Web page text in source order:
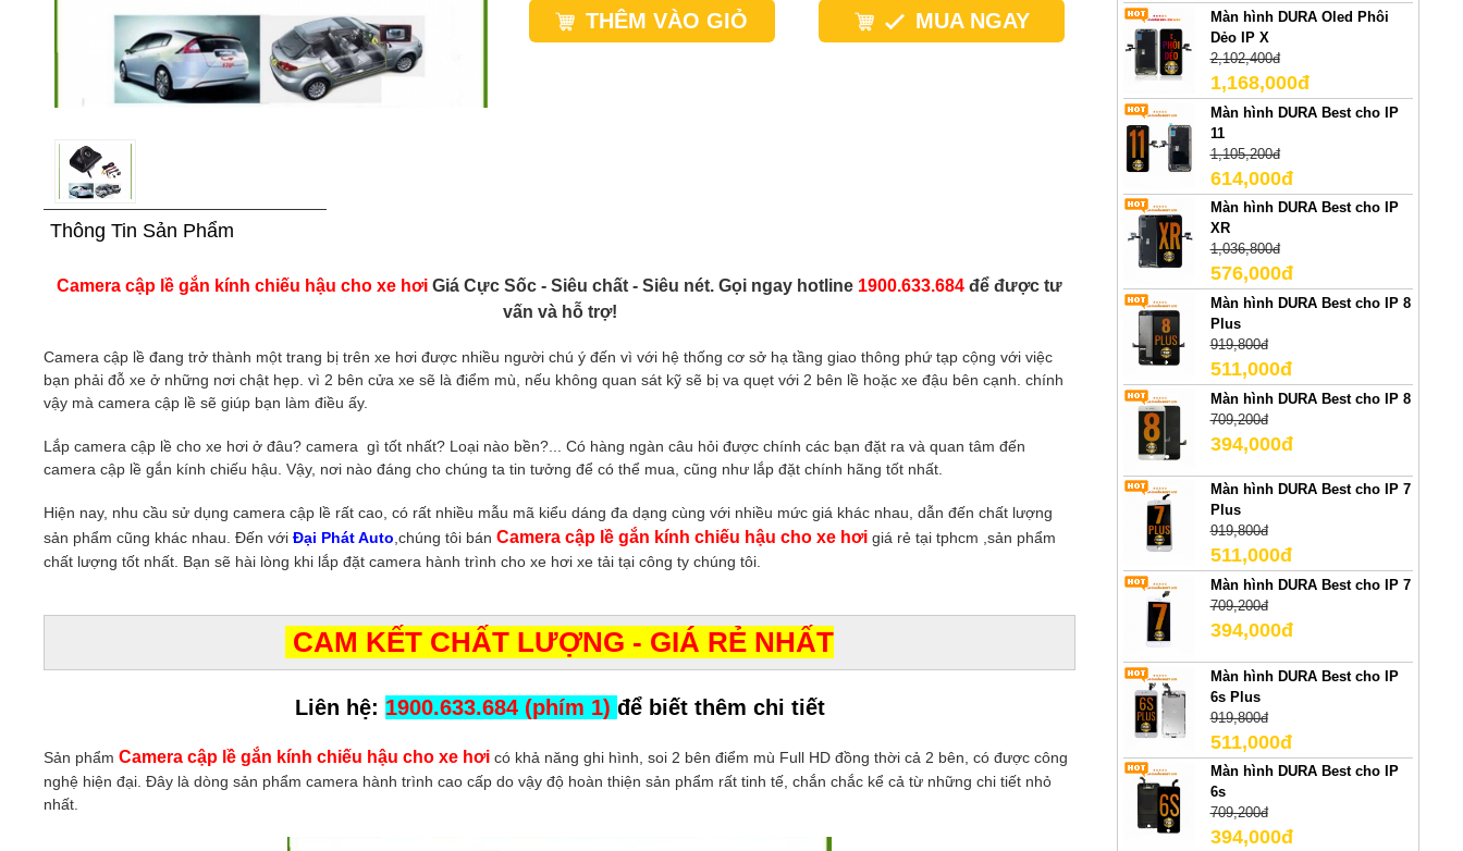
THÊM VÀO GIỎ MUA NGAY
Thông Tin Sản Phẩm
Camera cập lề gắn kính chiếu hậu cho xe hơiGiá Cực Sốc - Siêu chất - Siêu nét. Gọi ngay hotline 1900.633.684 để được tư
vấn và hỗ trợ!
Camera cập lề đang trở thành một trang bị trên xe hơi được nhiều người chú ý đến vì với hệ thống cơ sở hạ tầng giao thông phứ tạp cộng với việc
bạn phải đỗ xe ở những nơi chật hẹp. vì 2 bên cửa xe sẽ là điểm mù, nếu không quan sát kỹ sẽ bị va quẹt với 2 bên lề hoặc xe đậu bên cạnh. chính
vậy mà camera cập lề sẽ giúp bạn làm điều ấy.
Lắp camera cập lề cho xe hơi ở đâu? camera gì tốt nhất? Loại nào bền?... Có hàng ngàn câu hỏi được chính các bạn đặt ra và quan tâm đến
camera cập lề gắn kính chiếu hậu. Vậy, nơi nào đáng cho chúng ta tin tưởng để có thể mua, cũng như lắp đặt chính hãng tốt nhất.
Hiện nay, nhu cầu sử dụng camera cập lề rất cao, có rất nhiều mẫu mã kiểu dáng đa dạng cùng với nhiều mức giá khác nhau, dẫn đến chất lượng
sản phẩm cũng khác nhau. Đến vớiĐại Phát Auto ,chúng tôi bán Camera cập lề gắn kính chiếu hậu cho xe hơi giá rẻ tại tphcm ,sản phẩm
chất lượng tốt nhất. Bạn sẽ hài lòng khi lắp đặt camera hành trình cho xe hơi xe tải tại công ty chúng tôi.
CAM KẾT CHẤT LƯỢNG - GIÁ RẺ NHẤT
Liên hệ: 1900.633.684 (phím 1) để biết thêm chi tiết
Sản phẩm Camera cập lề gắn kính chiếu hậu cho xe hơi có khả năng ghi hình, soi 2 bên điểm mù Full HD đồng thời cả 2 bên, có được công
nghệ hiện đại. Đây là dòng sản phẩm camera hành trình cao cấp do vậy độ hoàn thiện sản phẩm rất tinh tế, chắn chắc kể cả từ những chi tiết nhỏ
nhất.
Màn hình DURA Oled Phôi
Dẻo IP X
2,102,400đ
1,168,000đ
Màn hình DURA Best cho IP
11
1,105,200đ
614,000đ
Màn hình DURA Best cho IP
XR
1,036,800đ
576,000đ
Màn hình DURA Best cho IP 8
Plus
919,800đ
511,000đ
Màn hình DURA Best cho IP 8
709,200đ
394,000đ
Màn hình DURA Best cho IP 7
Plus
919,800đ
511,000đ
Màn hình DURA Best cho IP 7
709,200đ
394,000đ
Màn hình DURA Best cho IP
6s Plus
919,800đ
511,000đ
Màn hình DURA Best cho IP
6s
709,200đ
394,000đ